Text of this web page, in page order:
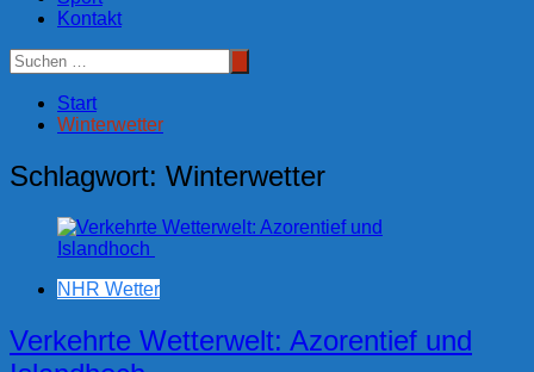
Kontakt
Start
Winterwetter
Schlagwort: Winterwetter
NHR Wetter
Verkehrte Wetterwelt: Azorentief und